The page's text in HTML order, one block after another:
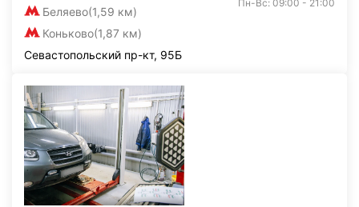
Беляево(1,59 км)
Коньково(1,87 км)
Пн-Вс: 09:00 - 21:00
Севастопольский пр-кт, 95Б